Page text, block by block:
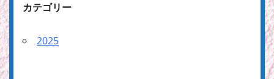
カテゴリー
2025